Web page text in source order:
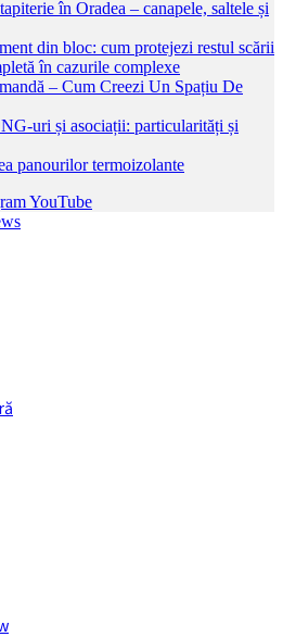
în Oradea – canapele, saltele și
din bloc: cum protejezi restul scării
în cazurile complexe
– Cum Creezi Un Spațiu De
uri și asociații: particularități și
panourilor termoizolante
YouTube